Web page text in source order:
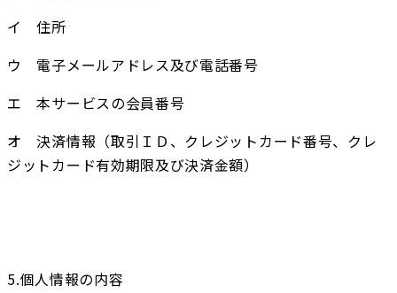
イ　住所
ウ　電子メールアドレス及び電話番号
エ　本サービスの会員番号
オ　決済情報（取引ＩＤ、クレジットカード番号、クレ
ジットカード有効期限及び決済金額）
5.個人情報の内容